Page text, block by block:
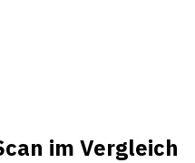
im Vergleich